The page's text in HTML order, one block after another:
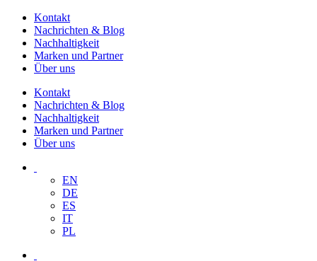
Kontakt
Nachrichten & Blog
Nachhaltigkeit
Marken und Partner
Über uns
Kontakt
Nachrichten & Blog
Nachhaltigkeit
Marken und Partner
Über uns
EN
DE
ES
IT
PL